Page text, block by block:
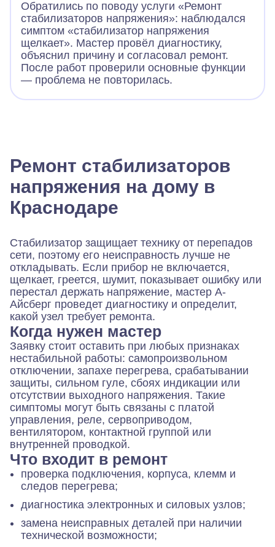
Обратились по поводу услуги «Ремонт
стабилизаторов напряжения»: наблюдался
симптом «стабилизатор напряжения
щелкает». Мастер провёл диагностику,
объяснил причину и согласовал ремонт.
После работ проверили основные функции
— проблема не повторилась.
Ремонт стабилизаторов
напряжения на дому в
Краснодаре
Стабилизатор защищает технику от перепадов
сети, поэтому его неисправность лучше не
откладывать. Если прибор не включается,
щелкает, греется, шумит, показывает ошибку или
перестал держать напряжение, мастер А-
Айсберг проведет диагностику и определит,
какой узел требует ремонта.
Когда нужен мастер
Заявку стоит оставить при любых признаках
нестабильной работы: самопроизвольном
отключении, запахе перегрева, срабатывании
защиты, сильном гуле, сбоях индикации или
отсутствии выходного напряжения. Такие
симптомы могут быть связаны с платой
управления, реле, сервоприводом,
вентилятором, контактной группой или
внутренней проводкой.
Что входит в ремонт
проверка подключения, корпуса, клемм и
следов перегрева;
диагностика электронных и силовых узлов;
замена неисправных деталей при наличии
технической возможности;